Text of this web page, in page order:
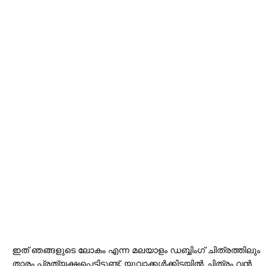
ഇത് ഞങ്ങളുടെ ലോകം എന്ന മലയാളം ഡബ്ബിംഗ് ചിത്രത്തിലും
താരം പ്രത്യക്ഷപ്പെട്ടിട്ടുണ്ട്. യുവാക്കൾക്കിടയിൽ ചിത്രം വൻ